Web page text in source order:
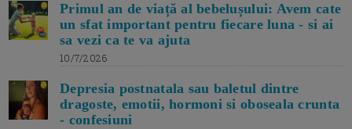
Primul an de viață al bebelușului: Avem cate
un sfat important pentru fiecare luna - si ai
sa vezi ca te va ajuta
10/7/2026
Depresia postnatala sau baletul dintre
dragoste, emotii, hormoni si oboseala crunta
- confesiuni